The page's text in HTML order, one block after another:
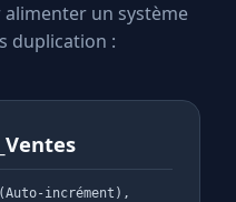
un système
duplication :
incrément),